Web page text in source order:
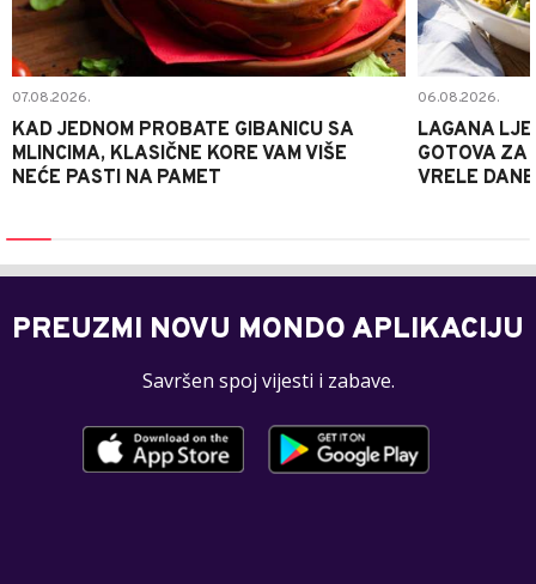
07.08.2026.
KAD JEDNOM PROBATE GIBANICU SA
MLINCIMA, KLASIČNE KORE VAM VIŠE
NEĆE PASTI NA PAMET
06.08.2026.
LAGANA
GOTOVA ZA
VRELE DANE
PREUZMI NOVU MONDO APLIKACIJU
Savršen spoj vijesti i zabave.